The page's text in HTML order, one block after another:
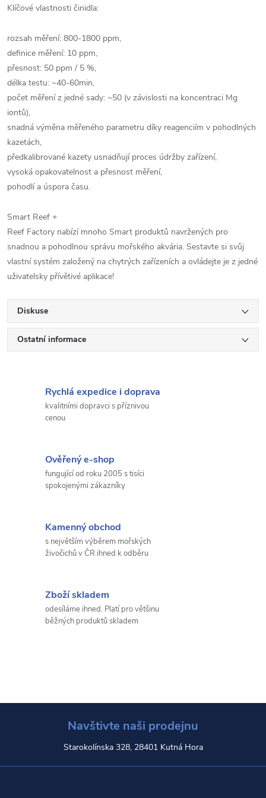
Klíčové vlastnosti činidla:
rozsah měření: 800-1800 ppm,
definice měření: 10 ppm,
přesnost: 50 ppm / 5 %,
délka testu: ~40-60min,
počet měření z jedné sady: ~50 (v závislosti na koncentraci Mg
iontů),
snadná výměna měřeného parametru díky reagenciím v pohodlných
kazetách,
předkalibrované kazety usnadňují proces údržby zařízení,
vysoká opakovatelnost a přesnost měření,
pohodlí a úspora času.
Smart Reef +
Reef Factory nabízí mnoho Smart produktů navržených pro
snadnou a pohodlnou správu mořského akvária. Sestavte si svůj
vlastní systém založený na chytrých zařízeních a ovládejte je z jedné
uživatelsky přívětivé aplikace!
Diskuse
Ostatní informace
Rychlá expedice i doprava
kvalitními dopravci s příznivou
cenou
Ověřený e-shop
fungující od roku 2005 s tisíci
spokojenými zákazníky
Kamenný obchod
s největším výběrem mořských
živočichů v ČR ihned k odběru
Zboží skladem
odesíláme ihned. Platí pro většinu
běžných produktů skladem
Navštivte naši prodejnu
Starokolínska 328, 28401 Kutná Hora